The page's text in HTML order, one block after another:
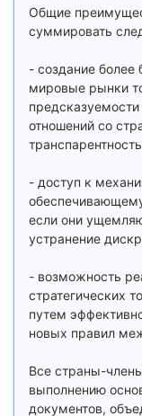
Общие
суммировать
- cоздание более
мировые рынки
предсказуемости
отношений со
- доступ к
если они
устранение
- возможность
стратегических
путем
новых правил
Все страны-
выполнению
документов,